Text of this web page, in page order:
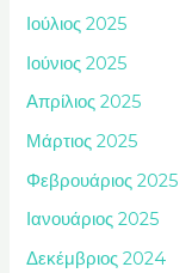
Ιούλιος 2025
Ιούνιος 2025
Απρίλιος 2025
Μάρτιος 2025
Φεβρουάριος 2025
Ιανουάριος 2025
Δεκέμβριος 2024